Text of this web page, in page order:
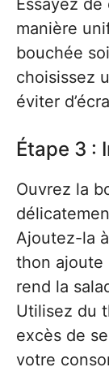
Essayez
manière
bouchée
choisissez
éviter
Étape 3 :
Ouvrez la
Ajoutez-la
thon ajoute
rend la
Utilisez du
excès de
votre